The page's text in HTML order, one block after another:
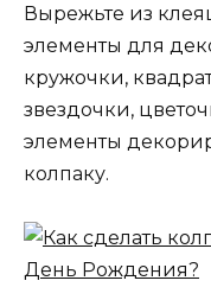
Вырежьте из
элементы для
кружочки,
звездочки,
элементы
колпаку.